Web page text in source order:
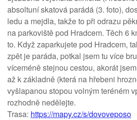
absoltuní skatová parádá (3. foto),
ledu a mejdla, takže to při odrazu
na parkoviště pod Hradcem. Těch 6
to. Když zaparkujete pod Hradcem,
zpět je paráda, potkal jsem tu více
víceméně stejnou cestou, akorát
až k základně (která na hřebeni
vyšlapanou stopou volným teréném
rozhodně nedělejte.
Trasa: https://mapy.cz/s/dovoveposo